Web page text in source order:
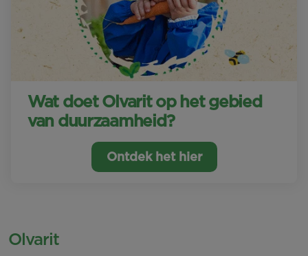
Wat doet Olvarit op het gebied
van duurzaamheid?
Ontdek het hier
Olvarit